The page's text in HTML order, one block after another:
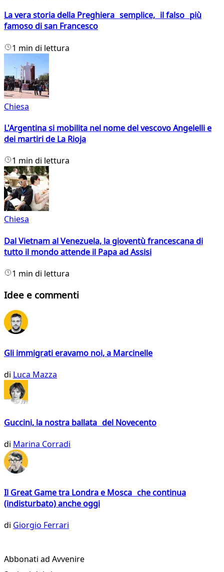
La vera storia della Preghiera semplice, il falso più
famoso di san Francesco
1 min di lettura
Chiesa
L'Argentina si mobilita nel nome del vescovo Angelelli e
dei martiri de La Rioja
1 min di lettura
Chiesa
Dal Vietnam al Venezuela, la gioventù francescana di
tutto il mondo attende il Papa ad Assisi
1 min di lettura
Idee e commenti
Gli immigrati eravamo noi, a Marcinelle
di Luca Mazza
Guccini, la nostra ballata del Novecento
di Marina Corradi
Il Great Game tra Londra e Mosca che continua
(indisturbato) anche oggi
di Giorgio Ferrari
Abbonati ad Avvenire